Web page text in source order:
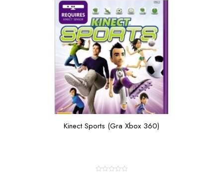
Kinect Sports (Gra Xbox 360)